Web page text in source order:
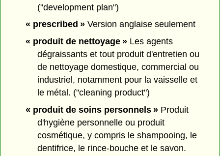
("development plan")
« prescribed »Version anglaise seulement
« produit de nettoyage » Les agents
dégraissants et tout produit d'entretien ou
de nettoyage domestique, commercial ou
industriel, notamment pour la vaisselle et
le métal. ("cleaning product")
« produit de soins personnels »Produit
d'hygiène personnelle ou produit
cosmétique, y compris le shampooing, le
dentifrice, le rince-bouche et le savon.